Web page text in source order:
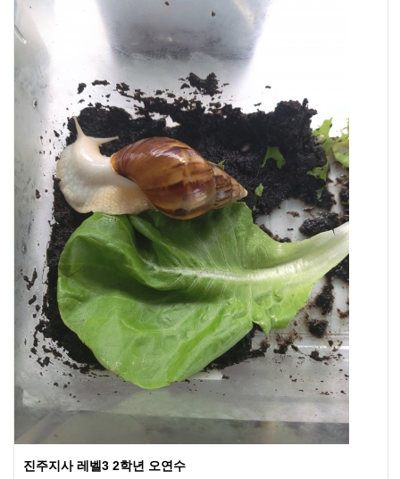
진주지사 레벨3 2학년 오연수